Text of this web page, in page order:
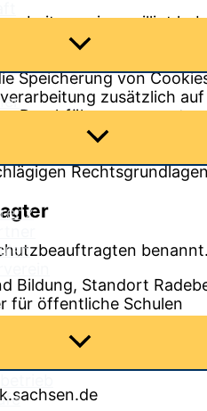
Menü
Menü
Menü
eingewilligt
sofern besondere
Speicherung von
zusätzlich
Durchführung
wir Ihre Daten,
kann
benannt.
Bil­dung, Stand­ort
für öffent­li­che Schu­len